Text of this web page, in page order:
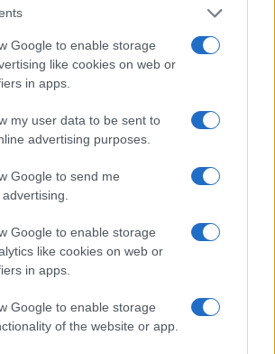
Google to enable storage
like cookies on web or
in apps.
my user data to be sent to
advertising purposes.
Google to send me
Google to enable storage
like cookies on web or
in apps.
Google to enable storage
of the website or app.
e coordina dossier di verifica
Sampierdarena, mantiene contatti
consiglieri comunali e biblioteche